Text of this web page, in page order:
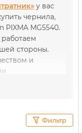
у вас
чернила,
MG5540.
стороны.
и
принтеров,
на
платить
Фильтр